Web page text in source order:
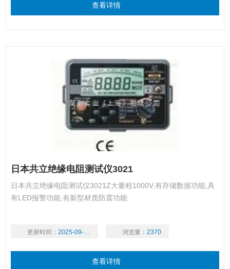
查看详情
日本共立绝缘电阻测试仪3021
日本共立绝缘电阻测试仪3021Z大量程1000V,有存储数据功能,具
有LED报警功能,有新型材质防震功能
更新时间： 2025-09-16 浏览量： 2370
查看详情